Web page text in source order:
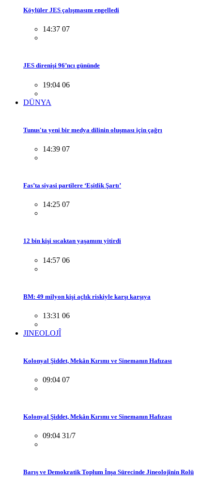
Köylüler JES çalışmasını engelledi
14:37 07
JES direnişi 96’ncı gününde
19:04 06
DÜNYA
Tunus'ta yeni bir medya dilinin oluşması için çağrı
14:39 07
Fas’ta siyasi partilere ‘Eşitlik Şartı’
14:25 07
12 bin kişi sıcaktan yaşamını yitirdi
14:57 06
BM: 49 milyon kişi açlık riskiyle karşı karşıya
13:31 06
JINEOLOJÎ
Kolonyal Şiddet, Mekân Kırımı ve Sinemanın Hafızası
09:04 07
Kolonyal Şiddet, Mekân Kırımı ve Sinemanın Hafızası
09:04 31/7
Barış ve Demokratik Toplum İnşa Sürecinde Jineolojînin Rolü